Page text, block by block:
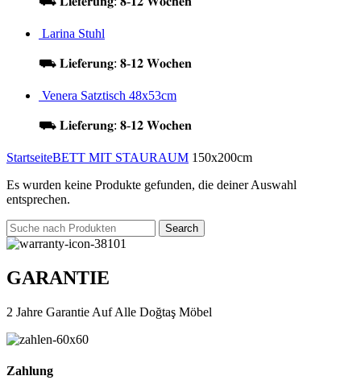
Larina Stuhl
⛟ 𝐋𝐢𝐞𝐟𝐞𝐫𝐮𝐧𝐠: 𝟖-𝟏𝟐 𝐖𝐨𝐜𝐡𝐞𝐧
Venera Satztisch 48x53cm
⛟ 𝐋𝐢𝐞𝐟𝐞𝐫𝐮𝐧𝐠: 𝟖-𝟏𝟐 𝐖𝐨𝐜𝐡𝐞𝐧
StartseiteBETT MIT STAURAUM 150x200cm
Es wurden keine Produkte gefunden, die deiner Auswahl
entsprechen.
Search
GARANTIE
2 Jahre Garantie Auf Alle Doğtaş Möbel
Zahlung